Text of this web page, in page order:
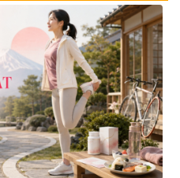
Viên uống hỗ trợ dưỡng thận và
sinh lý nam Waki Kidney &
Men`s 180 viên - Date 09/2027
|4.899
1.850.000 đ